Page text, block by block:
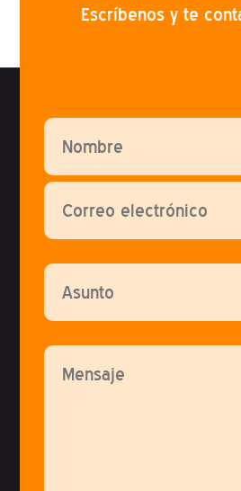
Escríbenos y te
Por favor, deja este campo